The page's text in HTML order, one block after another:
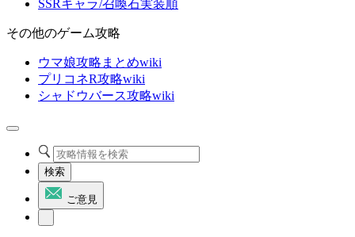
SSRキャラ/召喚石実装順
その他のゲーム攻略
ウマ娘攻略まとめwiki
プリコネR攻略wiki
シャドウバース攻略wiki
検索
ご意見